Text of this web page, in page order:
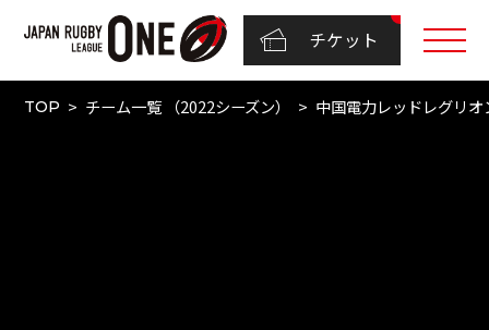
チケット
TOP チーム一覧 （2022シーズン） 中国電力レッドレグリオ